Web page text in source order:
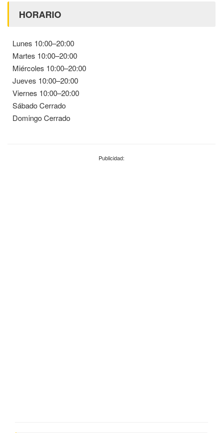
HORARIO
Lunes 10:00–20:00
Martes 10:00–20:00
Miércoles 10:00–20:00
Jueves 10:00–20:00
Viernes 10:00–20:00
Sábado Cerrado
Domingo Cerrado
Publicidad: